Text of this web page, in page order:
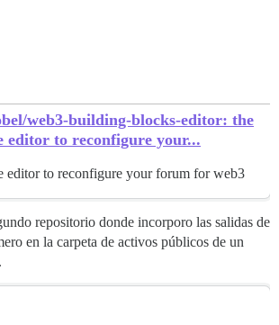
web3-building-blocks-editor: the
editor to reconfigure your...
editor to reconfigure your forum for web3
repositorio donde incorporo las salidas de
en la carpeta de activos públicos de un